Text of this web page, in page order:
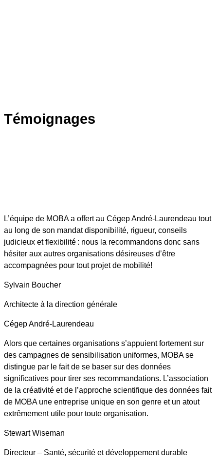
Témoignages
L’équipe de MOBA a offert au Cégep André-Laurendeau tout
au long de son mandat disponibilité, rigueur, conseils
judicieux et flexibilité : nous la recommandons donc sans
hésiter aux autres organisations désireuses d’être
accompagnées pour tout projet de mobilité!
Sylvain Boucher
Architecte à la direction générale
Cégep André-Laurendeau
Alors que certaines organisations s’appuient fortement sur
des campagnes de sensibilisation uniformes, MOBA se
distingue par le fait de se baser sur des données
significatives pour tirer ses recommandations. L’association
de la créativité et de l’approche scientifique des données fait
de MOBA une entreprise unique en son genre et un atout
extrêmement utile pour toute organisation.
Stewart Wiseman
Directeur – Santé, sécurité et développement durable